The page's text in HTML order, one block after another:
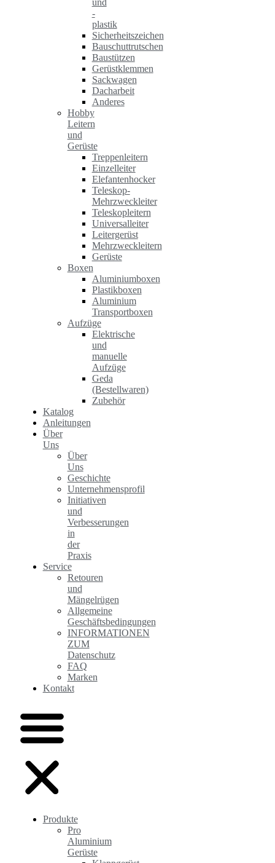
-
plastik
Sicherheitszeichen
Bauschuttrutschen
Baustützen
Gerüstklemmen
Sackwagen
Dacharbeit
Anderes
Hobby
Leitern
und
Gerüste
Treppenleitern
Einzelleiter
Elefantenhocker
Teleskop-
Mehrzweckleiter
Teleskopleitern
Universalleiter
Leitergerüst
Mehrzweckleitern
Gerüste
Boxen
Aluminiumboxen
Plastikboxen
Aluminium
Transportboxen
Aufzüge
Elektrische
und
manuelle
Aufzüge
Geda
(Bestellwaren)
Zubehör
Katalog
Anleitungen
Über
Uns
Über
Uns
Geschichte
Unternehmensprofil
Initiativen
und
Verbesserungen
in
der
Praxis
Service
Retouren
und
Mängelrügen
Allgemeine
Geschäftsbedingungen
INFORMATIONEN
ZUM
Datenschutz
FAQ
Marken
Kontakt
Produkte
Pro
Aluminium
Gerüste